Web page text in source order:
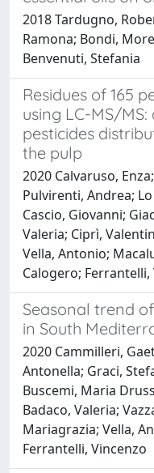
2018 Tardugno,
Ramona; Bondi,
Benvenuti, Stefania
Residues of 165
using LC-MS/
pesticides
the pulp
2020 Calvaruso,
Pulvirenti, Andrea;
Cascio, Giovanni;
Valeria; Ciprì,
Vella, Antonio;
Calogero; Ferrantelli,
Seasonal trend
in South
2020 Cammilleri,
Antonella; Graci,
Buscemi, Maria
Badaco, Valeria;
Mariagrazia; Vella,
Ferrantelli, Vincenzo